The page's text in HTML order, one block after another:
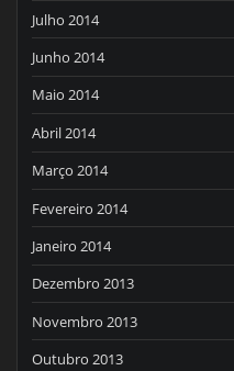
Julho 2014
Junho 2014
Maio 2014
Abril 2014
Março 2014
Fevereiro 2014
Janeiro 2014
Dezembro 2013
Novembro 2013
Outubro 2013